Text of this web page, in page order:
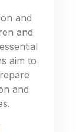
and
and
aim to
and